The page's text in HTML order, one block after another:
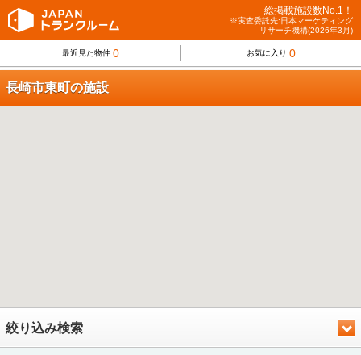
総掲載施設数No.1！
※実査委託先:日本マーケティング
リサーチ機構(2026年3月)
最近見た物件 0 お気に入り 0
長崎市東町の施設
絞り込み検索